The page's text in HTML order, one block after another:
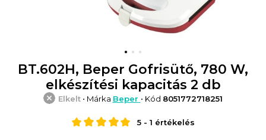
BT.602H, Beper Gofrisütő, 780 W,
elkészítési kapacitás 2 db
Elkelt• Márka Beper • Kód 8051772718251
5- 1 értékelés